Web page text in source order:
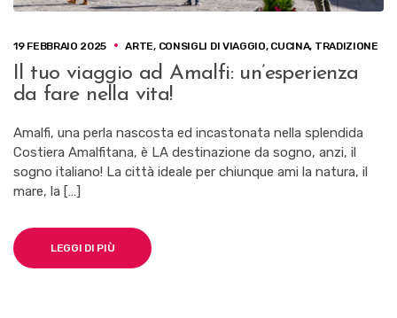
19 FEBBRAIO 2025 ARTE, CONSIGLI DI VIAGGIO, CUCINA, TRADIZIONE
Il tuo viaggio ad Amalfi: un’esperienza
da fare nella vita!
Amalfi, una perla nascosta ed incastonata nella splendida
Costiera Amalfitana, è LA destinazione da sogno, anzi, il
sogno italiano! La città ideale per chiunque ami la natura, il
mare, la […]
LEGGI DI PIÙ